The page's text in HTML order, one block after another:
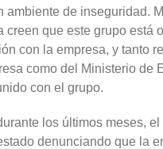
ambiente de inseguridad.
creen que este grupo está
con la empresa, y tanto
como del Ministerio de
con el grupo.
los últimos meses,
denunciando que la